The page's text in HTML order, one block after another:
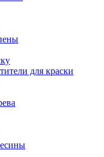
для краски